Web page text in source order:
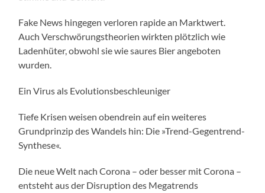
Fake News hingegen verloren rapide an Marktwert.
Auch Verschwörungstheorien wirkten plötzlich wie
Ladenhüter, obwohl sie wie saures Bier angeboten
wurden.
Ein Virus als Evolutionsbeschleuniger
Tiefe Krisen weisen obendrein auf ein weiteres
Grundprinzip des Wandels hin: Die »Trend-Gegentrend-
Synthese«.
Die neue Welt nach Corona – oder besser mit Corona –
entsteht aus der Disruption des Megatrends